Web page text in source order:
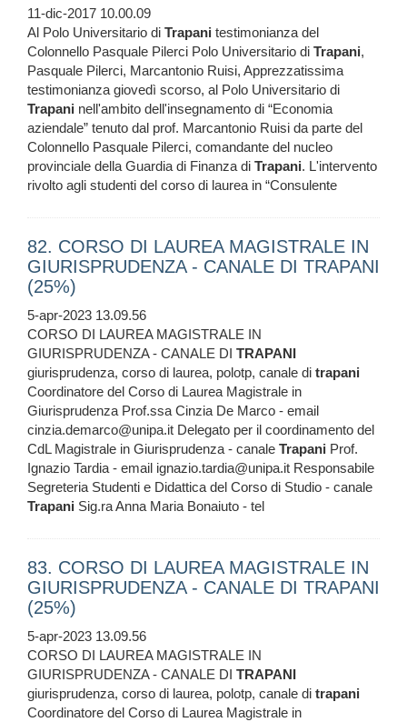
11-dic-2017 10.00.09
Al Polo Universitario di Trapani testimonianza del
Colonnello Pasquale Pilerci Polo Universitario di Trapani,
Pasquale Pilerci, Marcantonio Ruisi, Apprezzatissima
testimonianza giovedì scorso, al Polo Universitario di
Trapani nell'ambito dell'insegnamento di “Economia
aziendale” tenuto dal prof. Marcantonio Ruisi da parte del
Colonnello Pasquale Pilerci, comandante del nucleo
provinciale della Guardia di Finanza di Trapani. L'intervento
rivolto agli studenti del corso di laurea in “Consulente
82. CORSO DI LAUREA MAGISTRALE IN
GIURISPRUDENZA - CANALE DI TRAPANI
(25%)
5-apr-2023 13.09.56
CORSO DI LAUREA MAGISTRALE IN
GIURISPRUDENZA - CANALE DI TRAPANI
giurisprudenza, corso di laurea, polotp, canale di trapani
Coordinatore del Corso di Laurea Magistrale in
Giurisprudenza Prof.ssa Cinzia De Marco - email
cinzia.demarco@unipa.it Delegato per il coordinamento del
CdL Magistrale in Giurisprudenza - canale Trapani Prof.
Ignazio Tardia - email ignazio.tardia@unipa.it Responsabile
Segreteria Studenti e Didattica del Corso di Studio - canale
Trapani Sig.ra Anna Maria Bonaiuto - tel
83. CORSO DI LAUREA MAGISTRALE IN
GIURISPRUDENZA - CANALE DI TRAPANI
(25%)
5-apr-2023 13.09.56
CORSO DI LAUREA MAGISTRALE IN
GIURISPRUDENZA - CANALE DI TRAPANI
giurisprudenza, corso di laurea, polotp, canale di trapani
Coordinatore del Corso di Laurea Magistrale in